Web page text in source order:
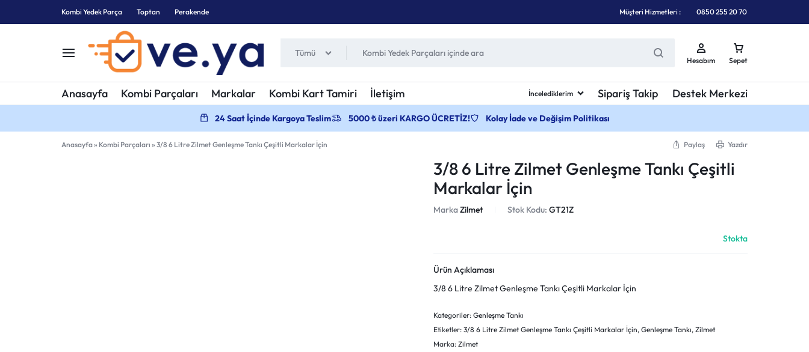
Kombi Yedek Parça Toptan Perakende Müşteri Hizmetleri : 0850 255 20 70
KOMBI
PARÇA
KOMBI
Tümü
Hesabım Sepet
Anasayfa Kombi Parçaları Markalar Kombi Kart Tamiri İletişim İncelediklerim Sipariş Takip Destek Merkezi
24 Saat İçinde Kargoya Teslim 5000 ₺ üzeri KARGO ÜCRETİZ! Kolay İade ve Değişim Politikası
Anasayfa» Kombi Parçaları » 3/8 6 Litre Zilmet Genleşme Tankı Çeşitli Markalar İçin Paylaş Yazdır
3/8 6 Litre Zilmet Genleşme Tankı Çeşitli
Markalar İçin
MarkaZilmet Stok Kodu:GT21Z
Stokta
Ürün Açıklaması
3/8 6 Litre Zilmet Genleşme Tankı Çeşitli Markalar İçin
Kategoriler:Genleşme Tankı
Etiketler:3/8 6 Litre Zilmet Genleşme Tankı Çeşitli Markalar İçin,Genleşme Tankı,Zilmet
Marka:Zilmet